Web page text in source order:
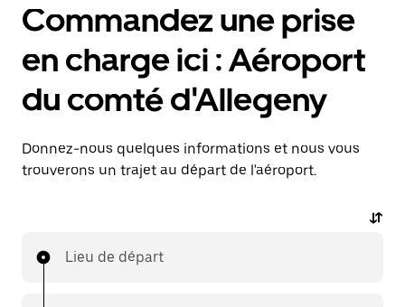
Commandez une prise
en charge ici : Aéroport
du comté d'Allegeny
Donnez-nous quelques informations et nous vous
trouverons un trajet au départ de l'aéroport.
Lieu de départ